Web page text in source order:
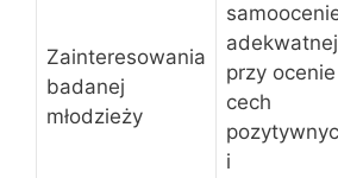
Zainteresowania
badanej
młodzieży
adekwatnej
przy ocenie
cech
i